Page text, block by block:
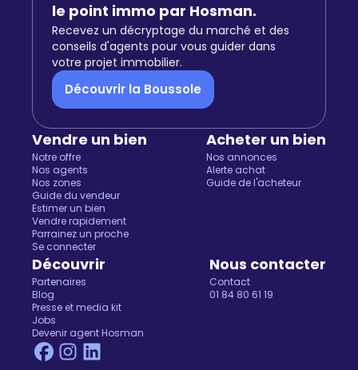
le point immo par Hosman.
Recevez un décryptage du marché et des
conseils d'agents pour vous guider dans
votre projet immobilier.
Découvrir la Boussole
Vendre un bien
Notre offre
Nos agents
Nos zones
Guide du vendeur
Estimer un bien
Vendre rapidement
Parrainez un proche
Se connecter
Acheter un bien
Nos annonces
Alerte achat
Guide de l'acheteur
Découvrir
Partenaires
Blog
Presse et media kit
Jobs
Devenir agent Hosman
Nous contacter
Contact
01 84 80 61 19